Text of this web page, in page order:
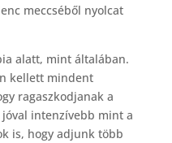
meccséből nyolcat
alatt, mint általában.
kellett mindent
ragaszkodjanak a
intenzívebb mint a
is, hogy adjunk több